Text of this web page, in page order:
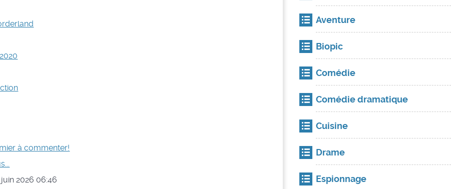
à commenter!
2026 06:46
Aventure
Biopic
Comédie
Comédie dramatique
Cuisine
Drame
Espionnage